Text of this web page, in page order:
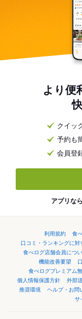
より便
クイッ
予約も
会員登
アプリな
利用規約 食
口コミ・ランキングに対
食べログ店舗会員につ
機能改善要望
食べログプレミアム
個人情報保護方針
外部
推奨環境
ヘルプ・お問
サ